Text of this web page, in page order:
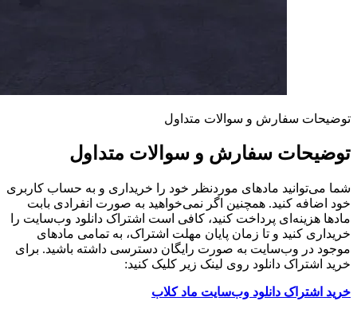
توضیحات سفارش و سوالات متداول
توضیحات سفارش و سوالات متداول
شما می‌توانید مادهای موردنظر خود را خریداری و به حساب کاربری
خود اضافه کنید. همچنین اگر نمی‌خواهید به صورت انفرادی بابت
مادها هزینه‌ای پرداخت کنید، کافی است اشتراک دانلود وب‌سایت را
خریداری کنید و تا زمان پایان مهلت اشتراک، به تمامی مادهای
موجود در وب‌سایت به صورت رایگان دسترسی داشته باشید. برای
خرید اشتراک دانلود روی لینک زیر کلیک کنید:
خرید اشتراک دانلود وب‌سایت ماد کلاب